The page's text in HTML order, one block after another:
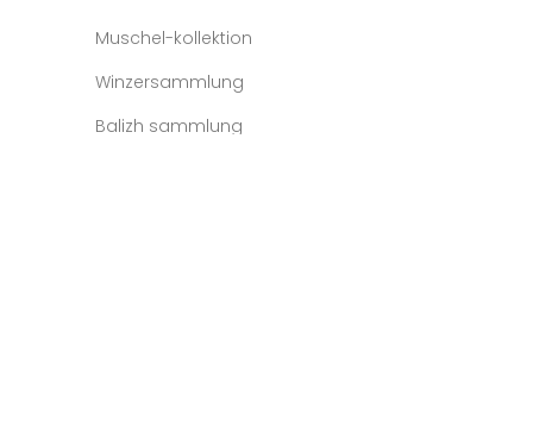
Muschel-kollektion
Winzersammlung
Balizh sammlung